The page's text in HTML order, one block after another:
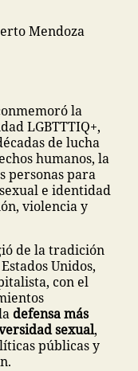
Mendoza
la
LGBTTTIQ+,
de lucha
humanos, la
personas para
e identidad
violencia y
de la tradición
Unidos,
con el
defensa más
sexual,
públicas y